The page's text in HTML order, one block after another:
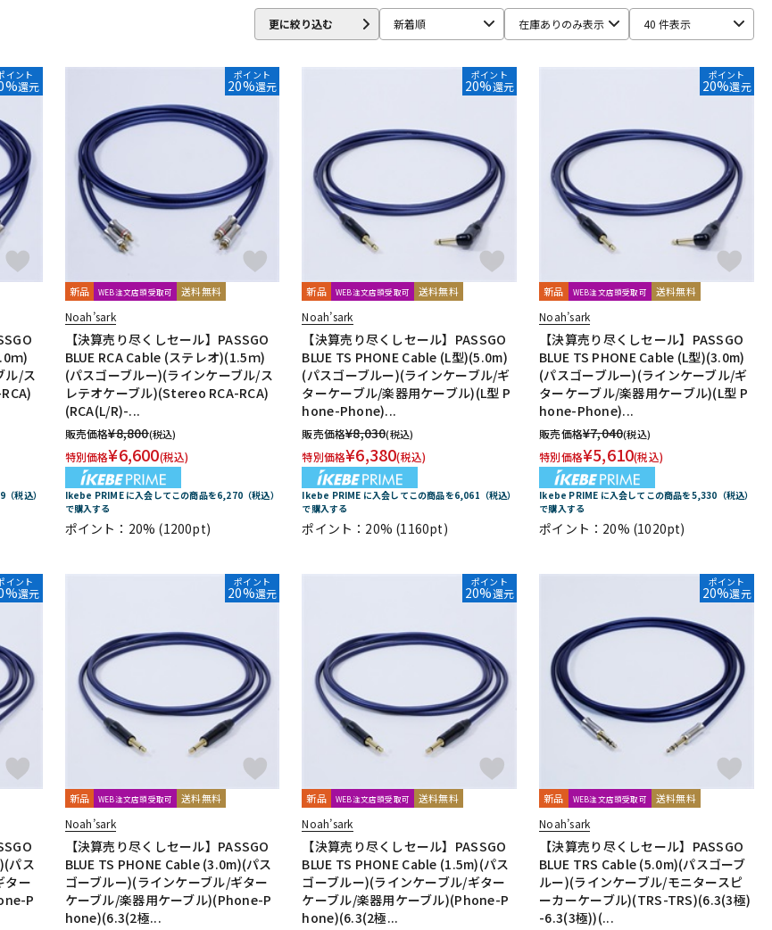
DYNAUDIO PRO Ear Trumpet Labs EARTHWORKS
Ehrlund Microphone
Eventide EXFORM Fischer Amps FMR AUDIO FOCAL
Focusrite
GRACE design Groove Tubes Hear Technologies
Ikebe Original infist Design
KENTON Kikutani KLH Audio KORG KOTOBUKI KRK KRYNA KVOX
MACKIE MANLEY marantz Professional Marshall M-AUDIO Mee audio
Banana MONSTER CABLE Morton Microphone Systems Musikelectronic Geithain MUTEC MUZEN
NEUMANN
ORB Oyaide
DJ PRIMACOUSTIC PROIDEA
Radial Rational Acoustics reloop reProducer Audio Rhapsodio RODE Roger Mayer Roland
Ronk Japan
Samar Audio Design SCHOEPS
SENNHEISER
SLR Studios SONTRONICS SoundCraft Soyuz SSL(Solid State Logic) STAX
Teenage Engineering TELEFUNKEN Thermionic Culture TOMOCA Tonelux Townsend Labs
T-REX
ULTIMATE ULTRASONE United Studio Technologies Universal Audio
unknown
V-MODA Vocal Mist VOX-O-RAMA Voyage Audio WAVES WesAudio
明工社 DrAlienSmith NiCSo cmf by NOTHING Wavebone Harrison Audio SDM / Family Labo
更に絞り込む 新着順 在庫ありのみ表示 40 件表示
イント
還元
ｍ)
ル/ス
税込）
ポイント
20%還元
新品 WEB注文店頭受取可 送料無料
Noah’sark
【決算売り尽くしセール】PASSGO
BLUE RCA Cable (ステレオ)(1.5ｍ)
(パスゴーブルー)(ラインケーブル/ス
レテオケーブル)(Stereo RCA-RCA)
(RCA(L/R)-...
販売価格¥8,800(税込)
特別価格¥6,600(税込)
Ikebe PRIME に入会してこの商品を6,270（税込）
で購入する
ポイント：20% (1200pt)
ポイント
20%還元
新品 WEB注文店頭受取可 送料無料
Noah’sark
【決算売り尽くしセール】PASSGO
BLUE TS PHONE Cable (L型)(5.0m)
(パスゴーブルー)(ラインケーブル/ギ
ターケーブル/楽器用ケーブル)(L型 P
hone-Phone)...
販売価格¥8,030(税込)
特別価格¥6,380(税込)
Ikebe PRIME に入会してこの商品を6,061（税込）
で購入する
ポイント：20% (1160pt)
ポイント
20%還元
新品 WEB注文店頭受取可 送料無料
Noah’sark
【決算売り尽くしセール】PASSGO
BLUE TS PHONE Cable (L型)(3.0m)
(パスゴーブルー)(ラインケーブル/ギ
ターケーブル/楽器用ケーブル)(L型 P
hone-Phone)...
販売価格¥7,040(税込)
特別価格¥5,610(税込)
Ikebe PRIME に入会してこの商品を5,330（税込）
で購入する
ポイント：20% (1020pt)
イント
還元
パス
ター
P
ポイント
20%還元
新品 WEB注文店頭受取可 送料無料
Noah’sark
【決算売り尽くしセール】PASSGO
BLUE TS PHONE Cable (3.0m)(パス
ゴーブルー)(ラインケーブル/ギター
ケーブル/楽器用ケーブル)(Phone-P
hone)(6.3(2極...
ポイント
20%還元
新品 WEB注文店頭受取可 送料無料
Noah’sark
【決算売り尽くしセール】PASSGO
BLUE TS PHONE Cable (1.5m)(パス
ゴーブルー)(ラインケーブル/ギター
ケーブル/楽器用ケーブル)(Phone-P
hone)(6.3(2極...
ポイント
20%還元
新品 WEB注文店頭受取可 送料無料
Noah’sark
【決算売り尽くしセール】PASSGO
BLUE TRS Cable (5.0m)(パスゴーブ
ルー)(ラインケーブル/モニタースピ
ーカーケーブル)(TRS-TRS)(6.3(3極)
-6.3(3極))(...